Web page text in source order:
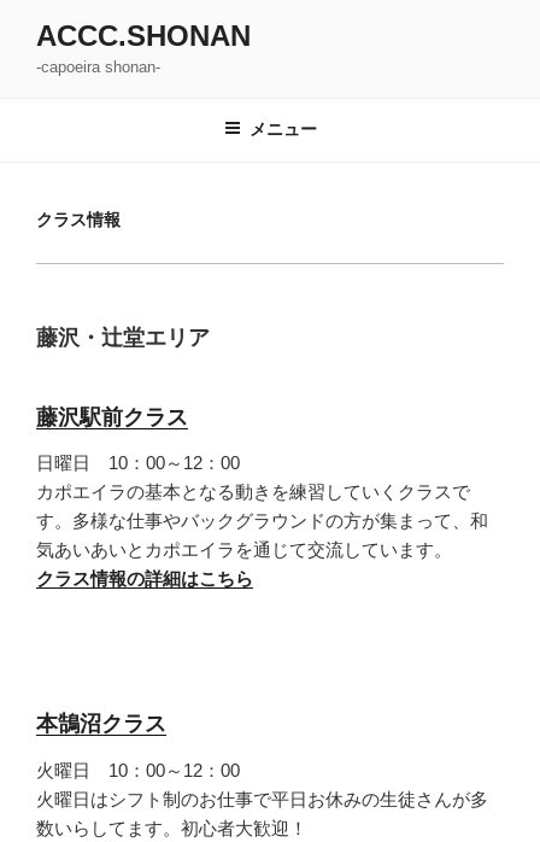
ACCC.SHONAN
-capoeira shonan-
メニュー
クラス情報
藤沢・辻堂エリア
藤沢駅前クラス
日曜日 10：00～12：00
カポエイラの基本となる動きを練習していくクラスで
す。多様な仕事やバックグラウンドの方が集まって、和
気あいあいとカポエイラを通じて交流しています。
クラス情報の詳細はこちら
本鵠沼クラス
火曜日 10：00～12：00
火曜日はシフト制のお仕事で平日お休みの生徒さんが多
数いらしてます。初心者大歓迎！